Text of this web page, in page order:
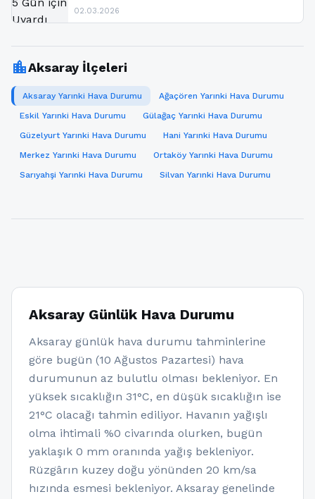
02.03.2026
location_cityAksaray İlçeleri
Aksaray Yarınki Hava Durumu
Ağaçören Yarınki Hava Durumu
Eskil Yarınki Hava Durumu
Gülağaç Yarınki Hava Durumu
Güzelyurt Yarınki Hava Durumu
Hani Yarınki Hava Durumu
Merkez Yarınki Hava Durumu
Ortaköy Yarınki Hava Durumu
Sarıyahşi Yarınki Hava Durumu
Silvan Yarınki Hava Durumu
Aksaray Günlük Hava Durumu
Aksaray günlük hava durumu tahminlerine
göre bugün (10 Ağustos Pazartesi) hava
durumunun az bulutlu olması bekleniyor. En
yüksek sıcaklığın 31°C, en düşük sıcaklığın ise
21°C olacağı tahmin ediliyor. Havanın yağışlı
olma ihtimali %0 civarında olurken, bugün
yaklaşık 0 mm oranında yağış bekleniyor.
Rüzgârın kuzey doğu yönünden 20 km/sa
hızında esmesi bekleniyor. Aksaray genelinde